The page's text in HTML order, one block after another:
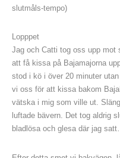
slutmåls-tempo)
Lopppet
Jag och Catti tog oss upp mot
att få kissa på Bajamajorna
stod i kö i över 20 minuter
vi oss för att kissa bakom
vätska i mig som ville ut.
luftade bävern. Det tog aldrig
bladlösa och glesa där jag